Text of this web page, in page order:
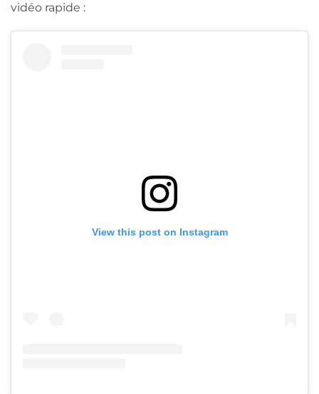
vidéo rapide :
View this post on Instagram